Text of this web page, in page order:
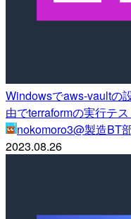
Windowsでaws-vaultの
由でterraformの実行テ
nokomoro3@製造BT
2023.08.26